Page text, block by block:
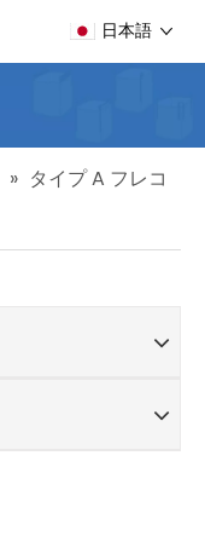
日本語
» タイプ A フレコ